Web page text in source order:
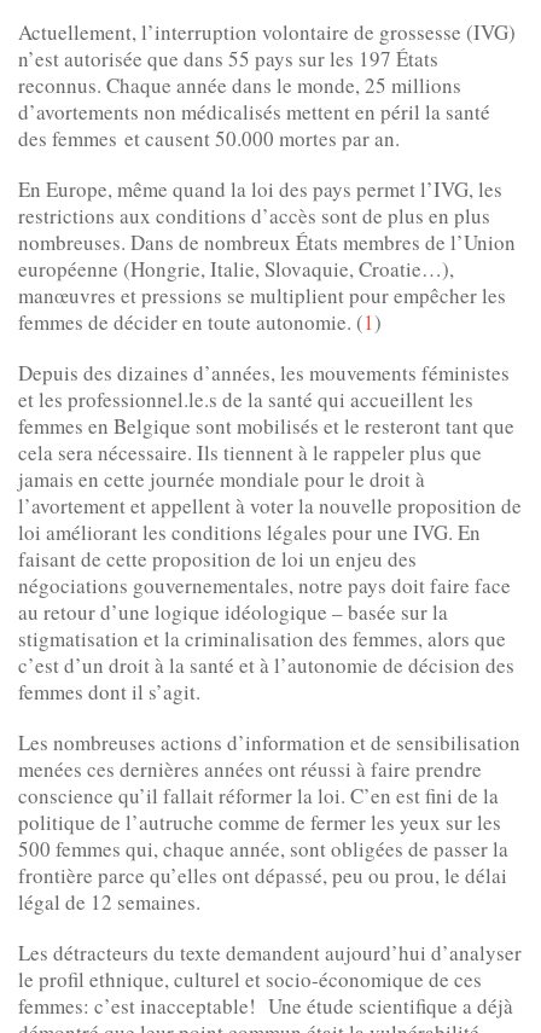
Actuellement, l’interruption volontaire de grossesse (IVG)
n’est autorisée que dans 55 pays sur les 197 États
reconnus. Chaque année dans le monde, 25 millions
d’avortements non médicalisés mettent en péril la santé
des femmes et causent 50.000 mortes par an.
En Europe, même quand la loi des pays permet l’IVG, les
restrictions aux conditions d’accès sont de plus en plus
nombreuses. Dans de nombreux États membres de l’Union
européenne (Hongrie, Italie, Slovaquie, Croatie…),
manœuvres et pressions se multiplient pour empêcher les
femmes de décider en toute autonomie. (1)
Depuis des dizaines d’années, les mouvements féministes
et les professionnel.le.s de la santé qui accueillent les
femmes en Belgique sont mobilisés et le resteront tant que
cela sera nécessaire. Ils tiennent à le rappeler plus que
jamais en cette journée mondiale pour le droit à
l’avortement et appellent à voter la nouvelle proposition de
loi améliorant les conditions légales pour une IVG. En
faisant de cette proposition de loi un enjeu des
négociations gouvernementales, notre pays doit faire face
au retour d’une logique idéologique – basée sur la
stigmatisation et la criminalisation des femmes, alors que
c’est d’un droit à la santé et à l’autonomie de décision des
femmes dont il s’agit.
Les nombreuses actions d’information et de sensibilisation
menées ces dernières années ont réussi à faire prendre
conscience qu’il fallait réformer la loi. C’en est fini de la
politique de l’autruche comme de fermer les yeux sur les
500 femmes qui, chaque année, sont obligées de passer la
frontière parce qu’elles ont dépassé, peu ou prou, le délai
légal de 12 semaines.
Les détracteurs du texte demandent aujourd’hui d’analyser
le profil ethnique, culturel et socio-économique de ces
femmes: c’est inacceptable! Une étude scientifique a déjà